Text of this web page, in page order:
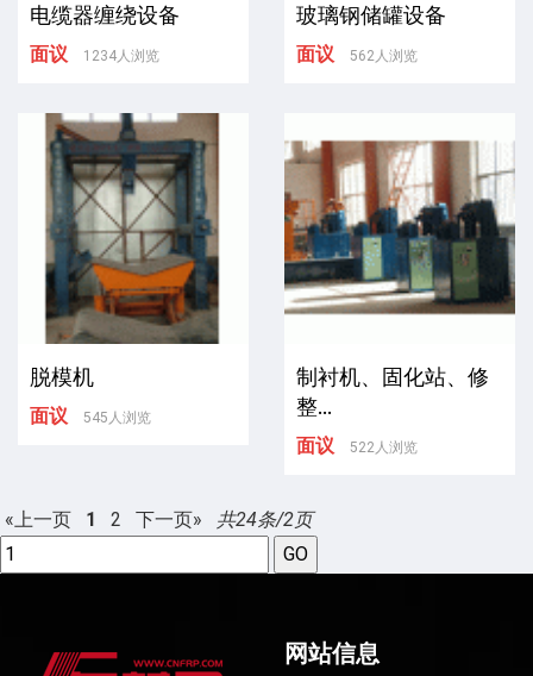
电缆器缠绕设备
面议 1234人浏览
玻璃钢储罐设备
面议 562人浏览
脱模机
面议 545人浏览
制衬机、固化站、修
整...
面议 522人浏览
«上一页 1 2 下一页» 共24条/2页
网站信息